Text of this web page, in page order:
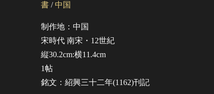
書 / 中国
制作地：中国
宋時代 南宋・12世紀
縦30.2cm:横11.4cm
1帖
銘文：紹興三十二年(1162)刊記